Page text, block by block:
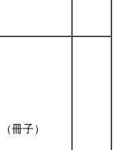
（冊子）